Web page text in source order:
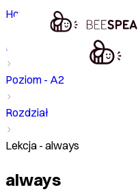
Home
Kurs
Poziom - A2
Rozdział
Lekcja - always
always